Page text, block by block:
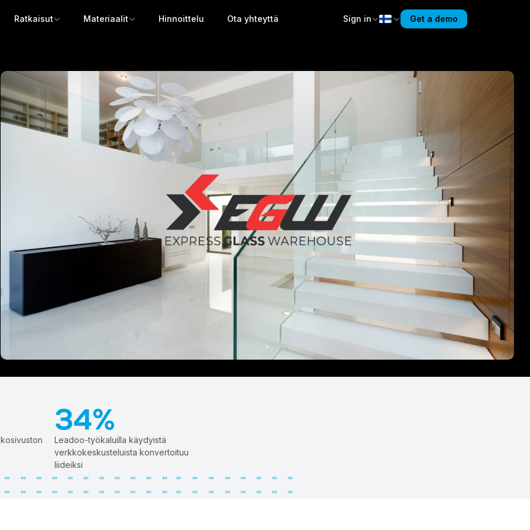
Ratkaisut Materiaalit Hinnoittelu Ota yhteyttä Sign in Get a demo
34%
Leadoo-työkaluilla käydyistä
verkkokeskusteluista konvertoituu
liideiksi